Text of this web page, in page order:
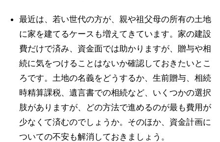
最近は、若い世代の方が、親や祖父母の所有の土地
に家を建てるケースも増えてきています。家の建設
費だけで済み、資金面では助かりますが、贈与や相
続に気をつけることはないか確認しておきたいとこ
ろです。土地の名義をどうするか、生前贈与、相続
時精算課税、遺言書での相続など、いくつかの選択
肢がありますが、どの方法で進めるのが最も費用が
少なくて済むのでしょうか。そのほか、資金計画に
ついての不安も解消しておきましょう。